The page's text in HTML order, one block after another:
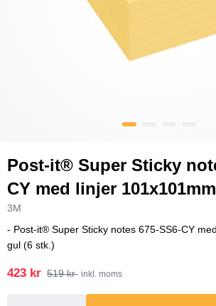
Post-it® Super Sticky
CY med linjer
3M
- Post-it® Super Sticky notes 675-SS6-CY
gul (6 stk.)
423 kr 519 kr inkl. moms